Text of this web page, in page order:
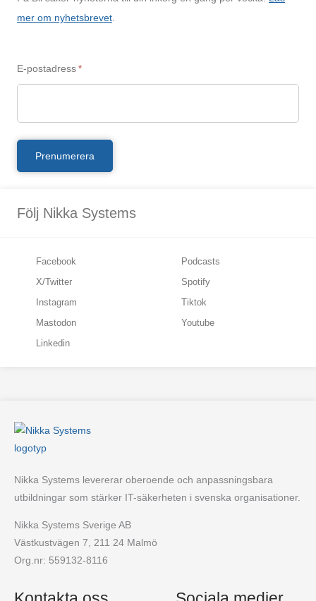
mer om nyhetsbrevet
E-postadress *
Följ Nikka Systems
Facebook
X/Twitter
Instagram
Mastodon
Linkedin
Podcasts
Spotify
Tiktok
Youtube
Nikka Systems levererar oberoende och anpassningsbara
utbildningar som stärker IT-säkerheten i svenska organisationer.
Nikka Systems Sverige AB
Västkustvägen 7, 211 24 Malmö
Org.nr: 559132-8116